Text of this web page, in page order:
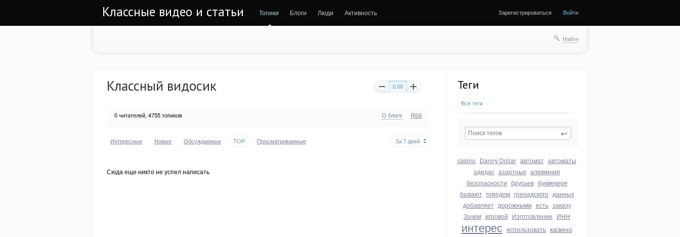
Классные видео и статьи Топики Блоги Люди Активность Зарегистрироваться Войти
Найти
Теги
Все теги
casino Danny Dollar автомат автоматы
адидас азартных алюминия
безопасности брусьев букмекере
бывают городом гренадского данных
добавляет дорожными есть заказу
Зачем игровой Изготовление ИНН
интерес использовать казино
Классный видосик 0.00
0читателей, 4755 топиков О блоге RSS
Интересные Новые Обсуждаемые TOP Просматриваемые За 7 дней
Сюда еще никто не успел написать